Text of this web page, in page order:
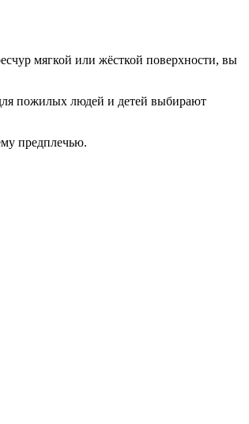
мягкой или жёсткой поверхности, вы
пожилых людей и детей выбирают
предплечью.